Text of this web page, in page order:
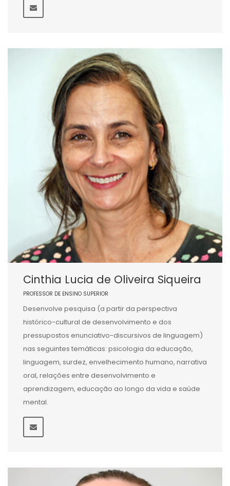
Cinthia Lucia de Oliveira Siqueira
PROFESSOR DE ENSINO SUPERIOR
Desenvolve pesquisa (a partir da perspectiva
histórico-cultural de desenvolvimento e dos
pressupostos enunciativo-discursivos de linguagem)
nas seguintes temáticas: psicologia da educação,
linguagem, surdez, envelhecimento humano, narrativa
oral, relações entre desenvolvimento e
aprendizagem, educação ao longo da vida e saúde
mental.